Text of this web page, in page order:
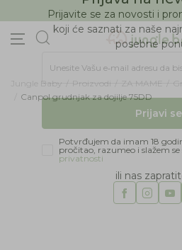
Jungle Baby Proizvodi ZA MAME
Canpol grudnjak za dojilje 75DD
Prijava na
Prijavite se za novosti i
koji će saznati za naše
posebne
Potvrđujem da imam 18
pročitao, razumeo i slažem se
ili nas